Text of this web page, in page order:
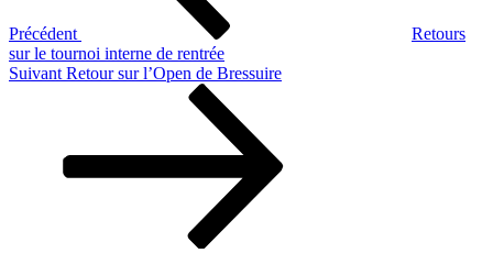
Précédent
Retours
sur le tournoi interne de rentrée
Article
Suivant Retour sur l’Open de Bressuire